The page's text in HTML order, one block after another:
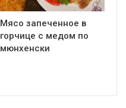
Мясо запеченное в
горчице с медом по
мюнхенски